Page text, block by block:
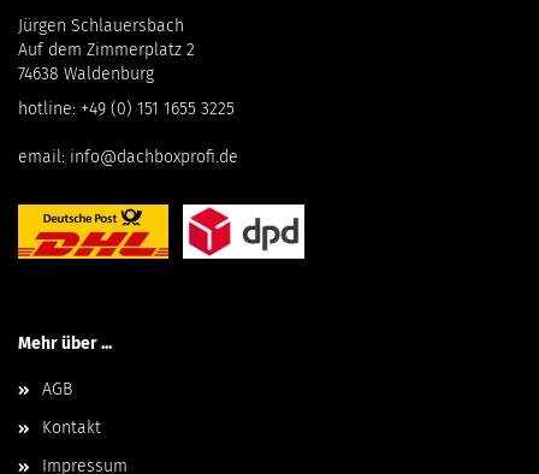
Jürgen Schlauersbach
Auf dem Zimmerplatz 2
74638 Waldenburg
hotline: +49 (0) 151 1655 3225
email: info@dachboxprofi.de
Mehr über ...
AGB
Kontakt
Impressum